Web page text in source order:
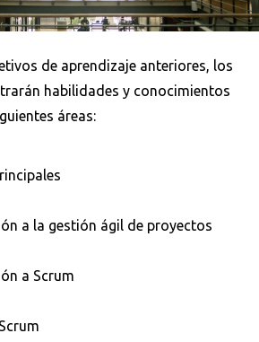
de aprendizaje anteriores, los
habilidades y conocimientos
áreas:
a la gestión ágil de proyectos
a Scrum